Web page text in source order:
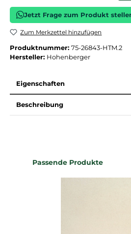
Jetzt Frage zum Produkt
Zum Merkzettel hinzufügen
Produktnummer: 75-26843-HTM.2
Hersteller: Hohenberger
Eigenschaften
Beschreibung
Produktgalerie überspringen
Passende Produkte